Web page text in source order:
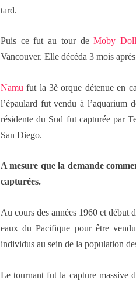
tard.
Puis ce fut au tour deMoby Doll
Vancouver. Elle décéda 3 mois
Namu fut la 3è orque détenue en
l’épaulard fut vendu à l’aquarium
résidente du Sud fut capturée par
San Diego.
A mesure que la demande
capturées.
Au cours des années 1960 et début
eaux du Pacifique pour être
individus au sein de la population
Le tournant fut la capture massive